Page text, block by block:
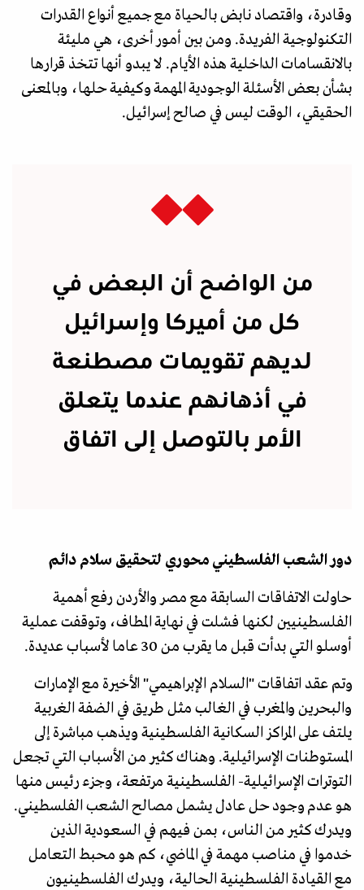
وقادرة، واقتصاد نابض بالحياة مع جميع أنواع القدرات
التكنولوجية الفريدة. ومن بين أمور أخرى، هي مليئة
بالانقسامات الداخلية هذه الأيام. لا يبدو أنها تتخذ قرارها
بشأن بعض الأسئلة الوجودية المهمة وكيفية حلها، وبالمعنى
الحقيقي، الوقت ليس في صالح إسرائيل.
من الواضح أن البعض في
كل من أميركا وإسرائيل
لديهم تقويمات مصطنعة
في أذهانهم عندما يتعلق
الأمر بالتوصل إلى اتفاق
دور الشعب الفلسطيني محوري لتحقيق سلام دائم
حاولت الاتفاقات السابقة مع مصر والأردن رفع أهمية
الفلسطينيين لكنها فشلت في نهاية المطاف، وتوقفت عملية
أوسلو التي بدأت قبل ما يقرب من 30 عاما لأسباب عديدة.
وتم عقد اتفاقات "السلام الإبراهيمي" الأخيرة مع الإمارات
والبحرين والمغرب في الغالب مثل طريق في الضفة الغربية
يلتف على المراكز السكانية الفلسطينية ويذهب مباشرة إلى
المستوطنات الإسرائيلية. وهناك كثير من الأسباب التي تجعل
التوترات الإسرائيلية- الفلسطينية مرتفعة، وجزء رئيس منها
هو عدم وجود حل عادل يشمل مصالح الشعب الفلسطيني.
ويدرك كثير من الناس، بمن فيهم في السعودية الذين
خدموا في مناصب مهمة في الماضي، كم هو محبط التعامل
مع القيادة الفلسطينية الحالية، ويدرك الفلسطينيون